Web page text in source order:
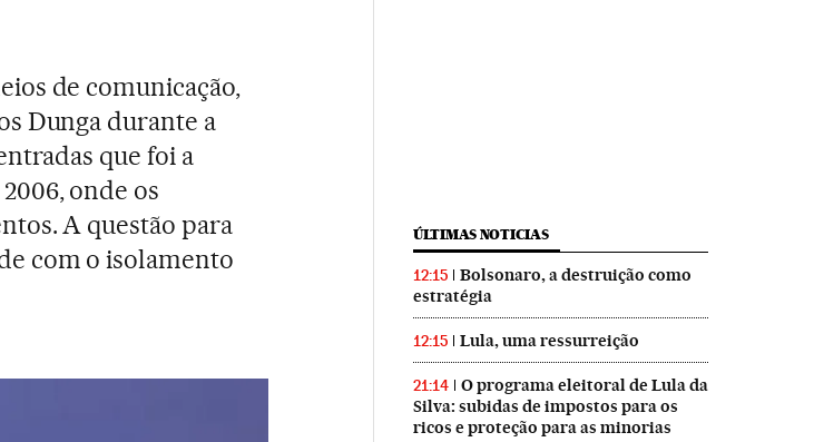
de comunicação,
Dunga durante a
que foi a
onde os
A questão para
com o isolamento
ÚLTIMAS NOTICIAS
12:15
Bolsonaro, a destruição como
estratégia
12:15 Lula, uma ressurreição
21:14
O programa eleitoral de Lula da
Silva: subidas de impostos para os
ricos e proteção para as minorias